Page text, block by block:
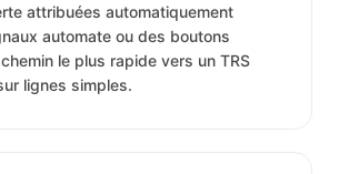
attribuées automatiquement
automate ou des boutons
le plus rapide vers un TRS
lignes simples.